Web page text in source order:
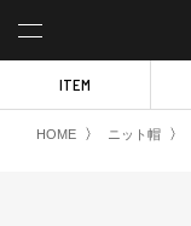
ITEM
HOME 〉 ニット帽 〉